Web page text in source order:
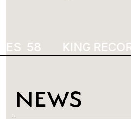
6021 KING
NEWS